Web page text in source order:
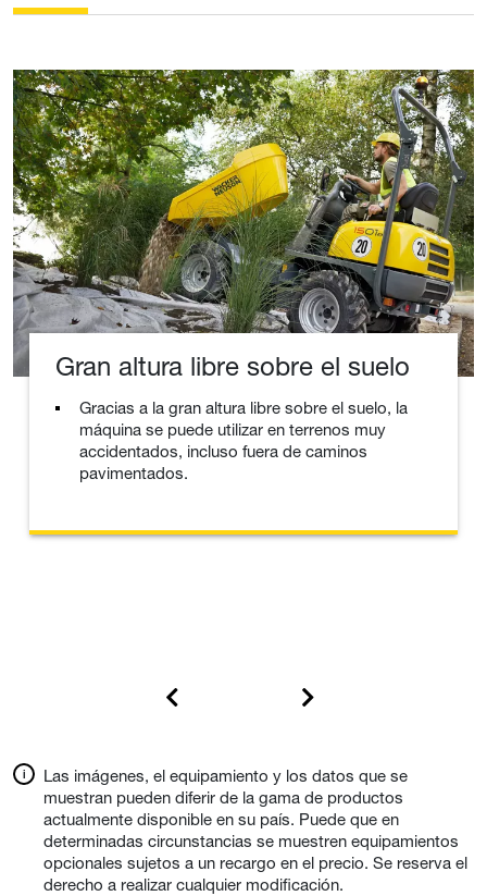
Gran altura libre sobre el suelo
Gracias a la gran altura libre sobre el suelo, la
máquina se puede utilizar en terrenos muy
accidentados, incluso fuera de caminos
pavimentados.
Las imágenes, el equipamiento y los datos que se
muestran pueden diferir de la gama de productos
actualmente disponible en su país. Puede que en
determinadas circunstancias se muestren equipamientos
opcionales sujetos a un recargo en el precio. Se reserva el
derecho a realizar cualquier modificación.